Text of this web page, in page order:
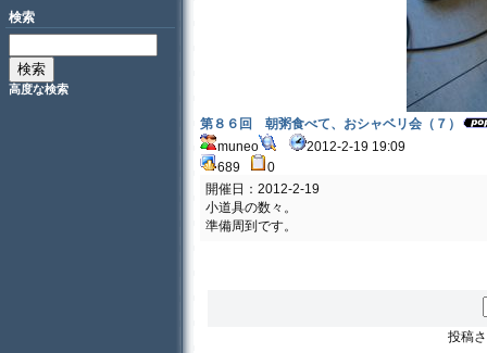
検索
高度な検索
第８６回 朝粥食べて、おシャベリ会（７）
muneo
2012-2-19 19:09
689
0
開催日：2012-2-19
小道具の数々。
準備周到です。
投稿